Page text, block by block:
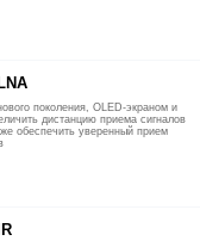
поколения, OLED-экраном и
дистанцию приема сигналов
обеспечить уверенный прием